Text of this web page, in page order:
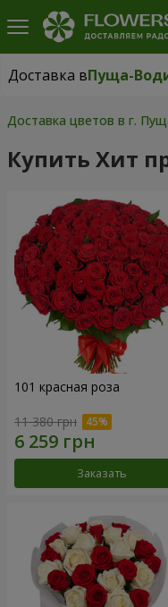
Доставка вПуща-
Доставка вПуща-
Доставка цветов в г.
Купить Хит
101 красная роза
11 380 грн
Заказать